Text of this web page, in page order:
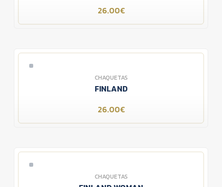
26.00€
CHAQUETAS
FINLAND
26.00€
CHAQUETAS